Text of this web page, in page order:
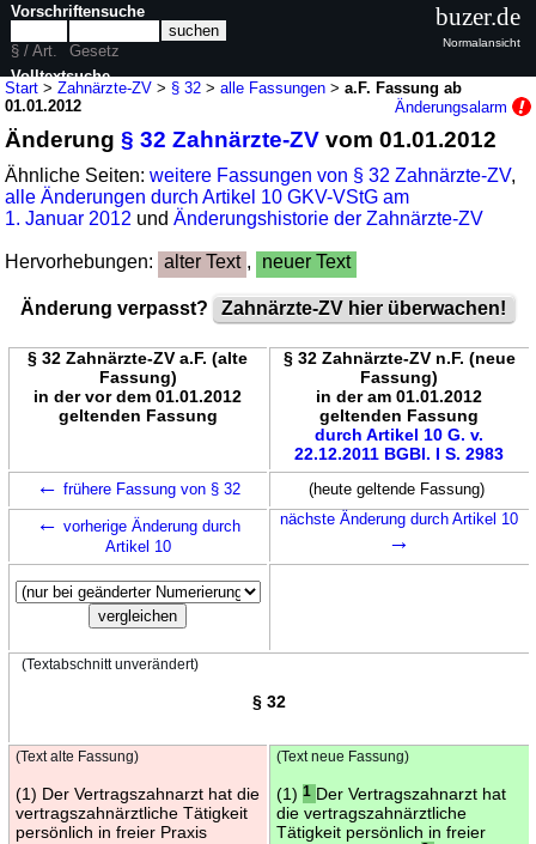
Start >Zahnärzte-ZV > § 32 >alle Fassungen >a.F. Fassung ab
01.01.2012
Änderungsalarm
Änderung§ 32 Zahnärzte-ZV vom 01.01.2012
Ähnliche Seiten:weitere Fassungen von § 32 Zahnärzte-ZV,
alle Änderungen durch Artikel 10 GKV-VStG am
1. Januar 2012 undÄnderungshistorie der Zahnärzte-ZV
Hervorhebungen: alter Text , neuer Text
Änderung verpasst? Zahnärzte-ZV hier überwachen!
§ 32 Zahnärzte-ZV a.F. (alte
Fassung)
in der vor dem 01.01.2012
geltenden Fassung
§ 32 Zahnärzte-ZV n.F. (neue
Fassung)
in der am 01.01.2012
geltenden Fassung
durch Artikel 10 G. v.
22.12.2011 BGBl. I S. 2983
← frühere Fassung von § 32 (heute geltende Fassung)
← vorherige Änderung durch
Artikel 10
nächste Änderung durch Artikel 10
→
(Textabschnitt unverändert)
§ 32
(Text alte Fassung)
(1) Der Vertragszahnarzt hat die
vertragszahnärztliche Tätigkeit
persönlich in freier Praxis
(Text neue Fassung)
(1) 1 Der Vertragszahnarzt hat
die vertragszahnärztliche
Tätigkeit persönlich in freier
Vorschriftensuche
§ / Art.
Gesetz
Volltextsuche
buzer.de
Normalansicht